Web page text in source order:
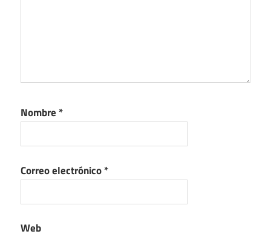
Nombre *
Correo electrónico*
Web